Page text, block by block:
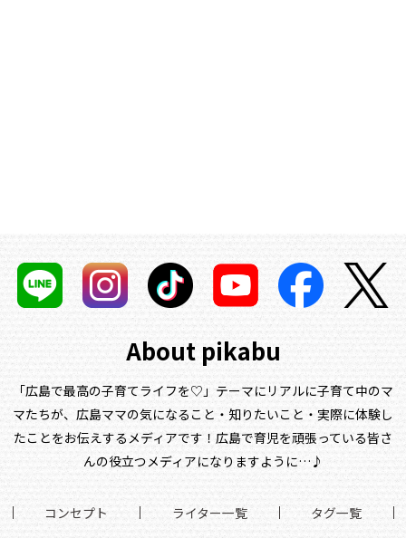
About pikabu
「広島で最高の子育てライフを♡」テーマにリアルに子育て中のマ
マたちが、 広島ママの気になること・知りたいこと・実際に体験し
たことをお伝えするメディアです！ 広島で育児を頑張っている皆さ
んの役立つメディアになりますように…♪
コンセプト ライター一覧 タグ一覧